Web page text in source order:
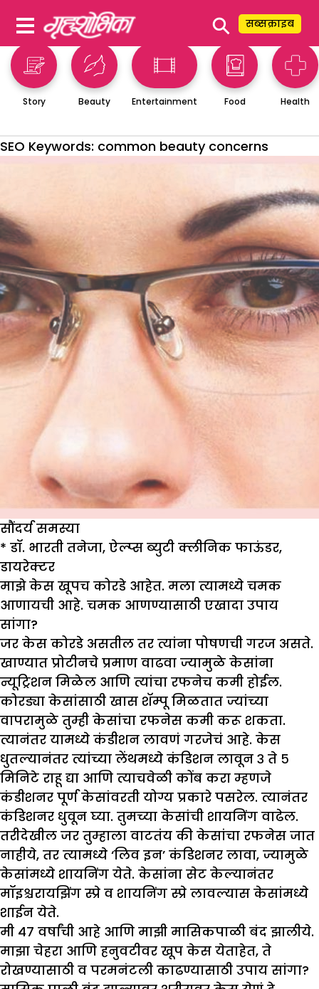
⚲ सब्सक्राइब
Story Beauty Entertainment Food Health
SEO Keywords: common beauty concerns
सौंदर्य समस्या
* डॉ. भारती तनेजा, ऐल्प्स ब्युटी क्लीनिक फाऊंडर,
डायरेक्टर
माझे केस खूपच कोरडे आहेत. मला त्यामध्ये चमक
आणायची आहे. चमक आणण्यासाठी एखादा उपाय
सांगा?
जर केस कोरडे असतील तर त्यांना पोषणची गरज असते.
खाण्यात प्रोटीनचे प्रमाण वाढवा ज्यामुळे केसांना
न्यूट्रिशन मिळेल आणि त्यांचा रफनेच कमी होईल.
कोरड्या केसांसाठी खास शॅम्पू मिळतात ज्यांच्या
वापरामुळे तुम्ही केसांचा रफनेस कमी करू शकता.
त्यानंतर यामध्ये कंडीशन लावणं गरजेचं आहे. केस
धुतल्यानंतर त्यांच्या लेंथमध्ये कंडिशन लावून ३ ते ५
मिनिटे राहू द्या आणि त्याचवेळी कोंब करा म्हणजे
कंडीशनर पूर्ण केसांवरती योग्य प्रकारे पसरेल. त्यानंतर
कंडिशनर धुवून घ्या. तुमच्या केसांची शायनिंग वाढेल.
तरीदेखील जर तुम्हाला वाटतंय की केसांचा रफनेस जात
नाहीये, तर त्यामध्ये ‘लिव इन’ कंडिशनर लावा, ज्यामुळे
केसांमध्ये शायनिंग येते. केसांना सेट केल्यानंतर
मॉइश्चरायझिंग स्प्रे व शायनिंग स्प्रे लावल्यास केसांमध्ये
शाईन येते.
मी ४७ वर्षांची आहे आणि माझी मासिकपाळी बंद झालीये.
माझा चेहरा आणि हनुवटीवर खूप केस येताहेत, ते
रोखण्यासाठी व परमनंटली काढण्यासाठी उपाय सांगा?